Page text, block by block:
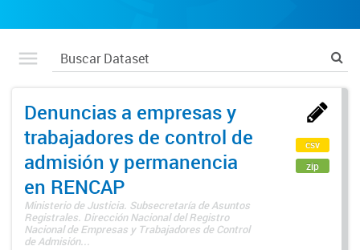
Denuncias a empresas y
trabajadores de control de
admisión y permanencia
en RENCAP
Ministerio de Justicia. Subsecretaría de Asuntos
Registrales. Dirección Nacional del Registro
Nacional de Empresas y Trabajadores de Control
de Admisión...
csv
zip